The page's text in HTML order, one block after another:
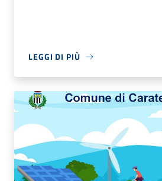
LEGGI DI PIÙ